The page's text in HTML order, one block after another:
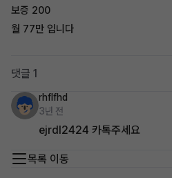
보증 200
월 77만 입니다
댓글 1
rhflfhd
3년 전
ejrdl2424 카톡주세요
목록 이동